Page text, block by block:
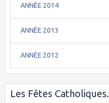
ANNÉE 2014
ANNÉE 2013
ANNÉE 2012
Les Fêtes Catholiques.